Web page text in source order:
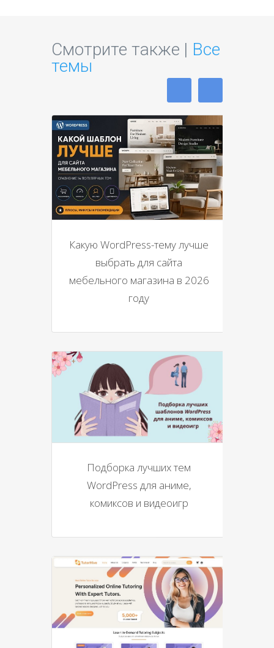
Смотрите также | Все
темы
Какую WordPress-тему лучше
выбрать для сайта
мебельного магазина в 2026
году
Подборка лучших тем
WordPress для аниме,
комиксов и видеоигр